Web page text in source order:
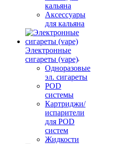
кальяна
Аксессуары
для кальяна
Электронные
сигареты (vape)
Одноразовые
эл. сигареты
POD
системы
Картриджи/
испарители
для POD
систем
Жидкости